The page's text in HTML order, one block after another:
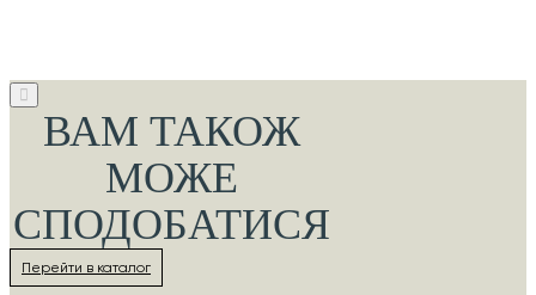
ВАМ ТАКОЖ
МОЖЕ
СПОДОБАТИСЯ
Перейти в каталог